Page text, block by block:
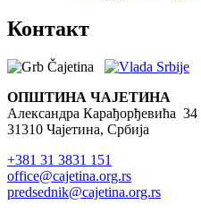
Контакт
ОПШТИНА ЧАЈЕТИНА
Александра Карађорђевића 34
31310 Чајетина, Србија
+381 31 3831 151
office@cajetina.org.rs
predsednik@cajetina.org.rs